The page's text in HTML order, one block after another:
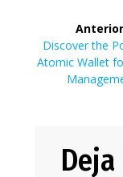
de
entradas
Entrada
anterior:
Discover the
Atomic Wallet